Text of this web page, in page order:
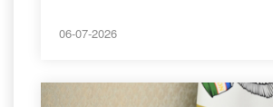
06-07-2026